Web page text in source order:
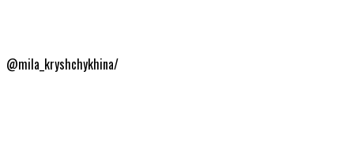
@mila_kryshchykhina/